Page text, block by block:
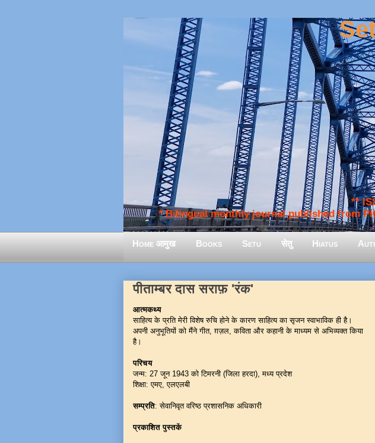
**
* Bilingual monthly journal published from
Home आमुख Books Setu सेतु Hiatus
पीताम्बर दास सराफ़ 'रंक'
आत्मकथ्य
साहित्य के प्रति मेरी विशेष रुचि होने के कारण साहित्य का सृजन स्वाभाविक ही है।
अपनी अनुभूतियों को मैंने गीत, ग़ज़ल, कविता और कहानी के माध्यम से अभिव्यक्त किया
है।
परिचय
जन्म: 27 जून 1943 को टिमरनी (जिला हरदा), मध्य प्रदेश
शिक्षा: एमए, एलएलबी
सम्प्रति: सेवानिवृत वरिष्ठ प्रशासनिक अधिकारी
प्रकाशित पुस्तकें